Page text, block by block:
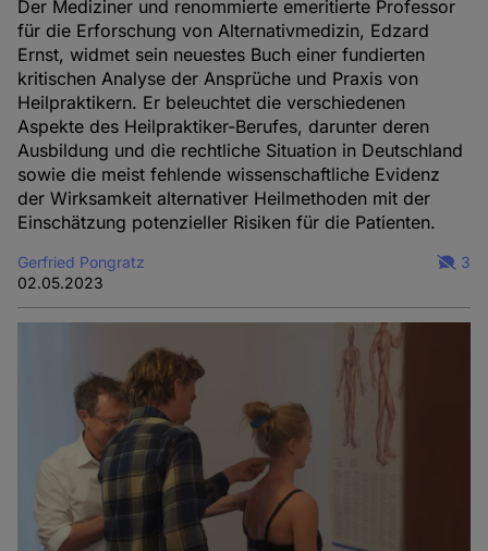
Der Mediziner und renommierte emeritierte Professor
für die Erforschung von Alternativmedizin, Edzard
Ernst, widmet sein neuestes Buch einer fundierten
kritischen Analyse der Ansprüche und Praxis von
Heilpraktikern. Er beleuchtet die verschiedenen
Aspekte des Heilpraktiker-Berufes, darunter deren
Ausbildung und die rechtliche Situation in Deutschland
sowie die meist fehlende wissenschaftliche Evidenz
der Wirksamkeit alternativer Heilmethoden mit der
Einschätzung potenzieller Risiken für die Patienten.
Gerfried Pongratz
02.05.2023
3